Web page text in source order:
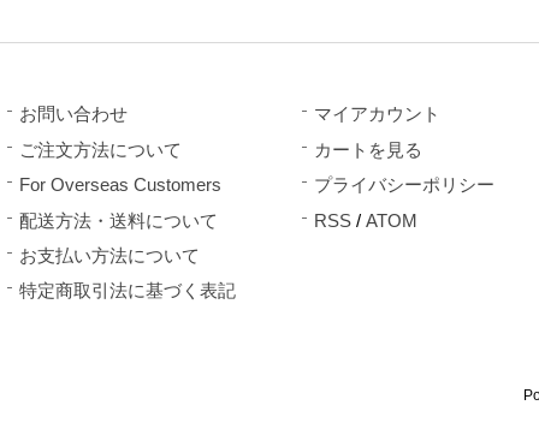
お問い合わせ
ご注文方法について
For Overseas Customers
配送方法・送料について
お支払い方法について
特定商取引法に基づく表記
マイアカウント
カートを見る
プライバシーポリシー
RSS / ATOM